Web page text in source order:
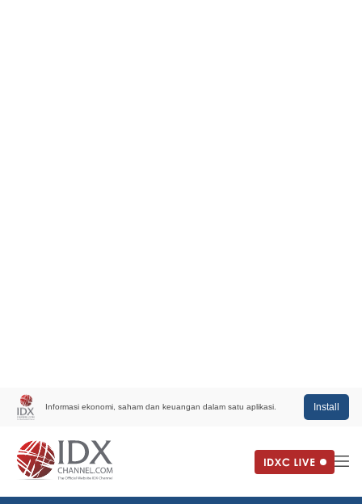
Informasi ekonomi, saham dan keuangan dalam satu aplikasi. Install